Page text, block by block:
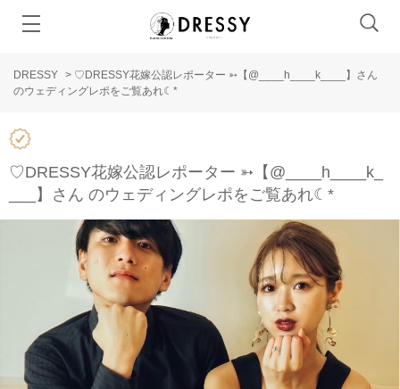
DRESSY > ♡DRESSY花嫁公認レポーター ➳【@____h____k____ 】さん
のウェディングレポをご覧あれ☾*
♡DRESSY花嫁公認レポーター ➳【@____h____k_
___ 】さん のウェディングレポをご覧あれ☾*